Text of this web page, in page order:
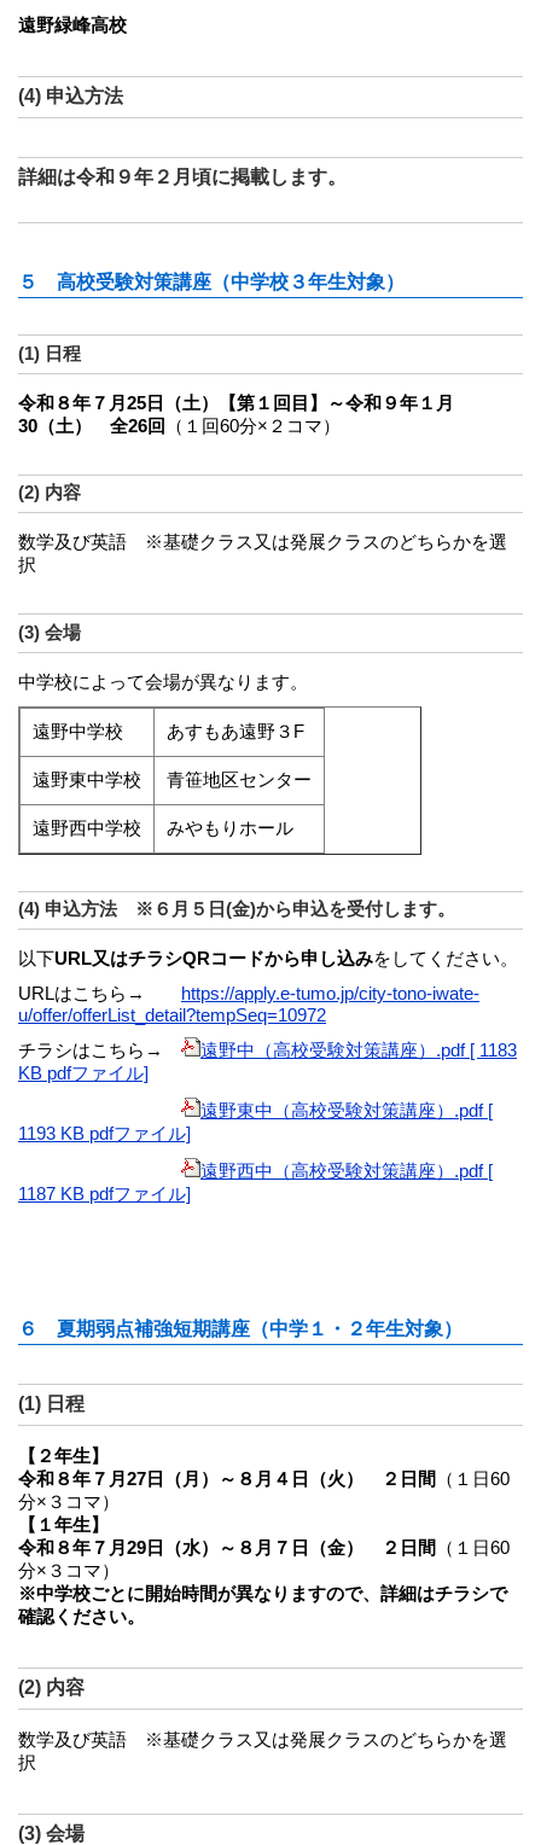
遠野緑峰高校
(4) 申込方法
詳細は令和９年２月頃に掲載します。
５ 高校受験対策講座（中学校３年生対象）
(1) 日程
令和８年７月25日（土）【第１回目】～令和９年１月
30（土） 全26回
（１回60分×２コマ）
(2) 内容
数学及び英語 ※基礎クラス又は発展クラスのどちらかを選
択
(3) 会場
中学校によって会場が異なります。
遠野中学校 あすもあ遠野３F
遠野東中学校 青笹地区センター
遠野西中学校 みやもりホール
(4) 申込方法 ※６月５日(金)から申込を受付します。
以下URL又はチラシQRコードから申し込みをしてください。
URLはこちら→
https://apply.e-tumo.jp/city-tono-iwate-
u/offer/offerList_detail?tempSeq=10972
チラシはこちら→
遠野中（高校受験対策講座）.pdf [ 1183
KB pdfファイル]
遠野東中（高校受験対策講座）.pdf [
1193 KB pdfファイル]
遠野西中（高校受験対策講座）.pdf [
1187 KB pdfファイル]
６ 夏期弱点補強短期講座（中学１・２年生対象）
(1) 日程
【２年生】
令和８年７月27日（月）～８月４日（火） ２日間
（１日60
分×３コマ）
【１年生】
令和８年７月29日（水）～８月７日（金） ２日間
（１日60
分×３コマ）
※中学校ごとに開始時間が異なりますので、詳細はチラシで
確認ください。
(2) 内容
数学及び英語 ※基礎クラス又は発展クラスのどちらかを選
択
(3) 会場